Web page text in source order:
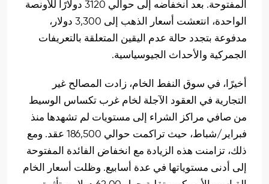
المفتوحة. بعد انخفاضه إلى حوالي 3120 دولارًا للأونصة
الواحدة، انتعشت أسعار الذهب إلى 3,300 دولار،
مدفوعة بتجدد حالة عدم اليقين المتعلقة بالتعريفات
الجمركية والأحداث الجيوسياسية.
أخيرًا، في سوق النفط الخام، زادت المصالح غير
التجارية في العقود الآجلة لخام غرب تكساس الوسيط
من صافي مراكز الشراء إلى مستويات لم تشهدها منذ
فبراير/شباط، حيث تراكمت حوالي 186,500 عقد. ومع
ذلك، تزامنت هذه الزيادة مع انخفاض الفائدة المفتوحة
إلى أدنى مستوياتها في عدة أسابيع. وظلت أسعار الخام